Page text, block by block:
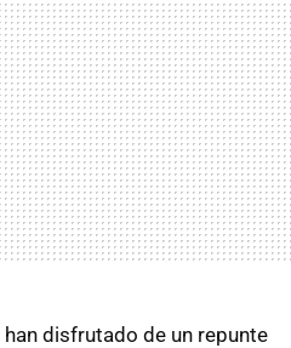
disfrutado de un repunte